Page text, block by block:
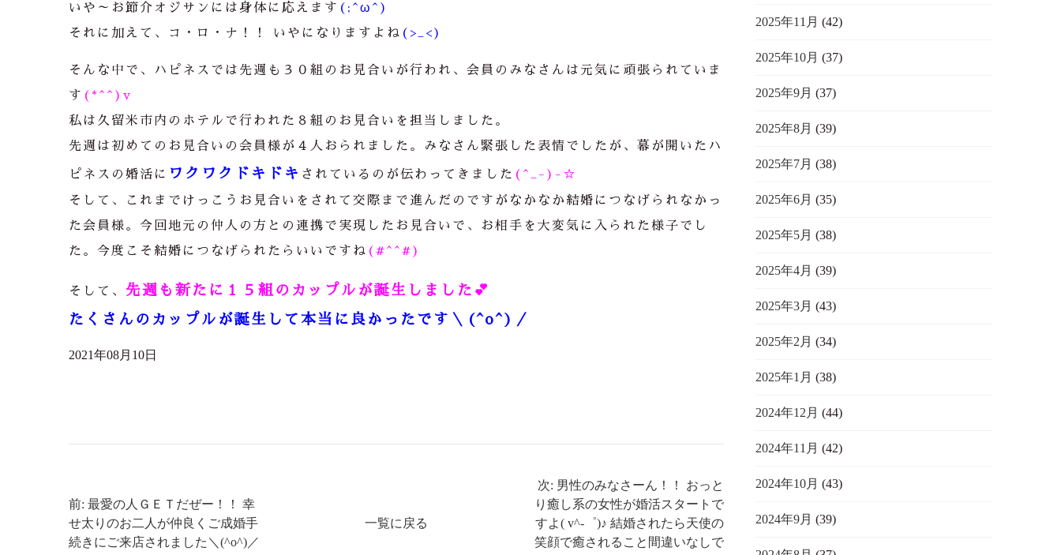
いや～お節介オジサンには身体に応えます (;^ω^)
それに加えて、コ・ロ・ナ！！ いやになりますよね (>_<)
そんな中で、ハピネスでは先週も３０組のお見合いが行われ、会員のみなさんは元気に頑張られていま
す (*^^)v
私は久留米市内のホテルで行われた８組のお見合いを担当しました。
先週は初めてのお見合いの会員様が４人おられました。みなさん緊張した表情でしたが、幕が開いたハ
ピネスの婚活に ワクワクドキドキ されているのが伝わってきました (^_-)-☆
そして、これまでけっこうお見合いをされて交際まで進んだのですがなかなか結婚につなげられなかっ
た会員様。今回地元の仲人の方との連携で実現したお見合いで、お相手を大変気に入られた様子でし
た。今度こそ結婚につなげられたらいいですね (#^^#)
そして、 先週も新たに１５組のカップルが誕生しました💕
たくさんのカップルが誕生して本当に良かったです＼(^o^)／
2021年08月10日
前: 最愛の人ＧＥＴだぜー！！ 幸
せ太りのお二人が仲良くご成婚手
続きにご来店されました＼(^o^)／
一覧に戻る
次: 男性のみなさーん！！ おっと
り癒し系の女性が婚活スタートで
すよ( v^-゜)♪ 結婚されたら天使の
笑顔で癒されること間違いなしで
2025年11月 (42)
2025年10月 (37)
2025年9月 (37)
2025年8月 (39)
2025年7月 (38)
2025年6月 (35)
2025年5月 (38)
2025年4月 (39)
2025年3月 (43)
2025年2月 (34)
2025年1月 (38)
2024年12月 (44)
2024年11月 (42)
2024年10月 (43)
2024年9月 (39)